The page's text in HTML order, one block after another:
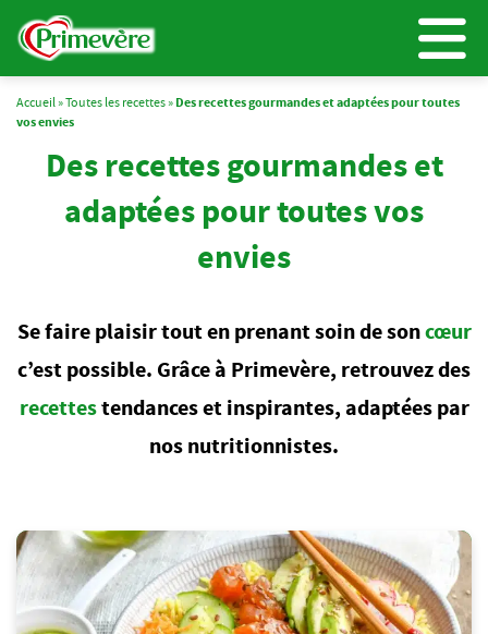
Accueil»Toutes les recettes» Des recettes gourmandes et adaptées pour toutes
vos envies
Des recettes gourmandes et
adaptées pour toutes vos
envies
Se faire plaisir tout en prenant soin de soncœur
c’est possible. Grâce à Primevère, retrouvez des
recettestendances et inspirantes, adaptées par
nos nutritionnistes.